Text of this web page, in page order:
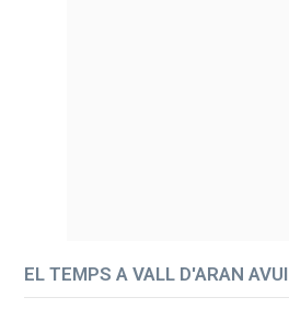
EL TEMPS A VALL D'ARAN AVUI